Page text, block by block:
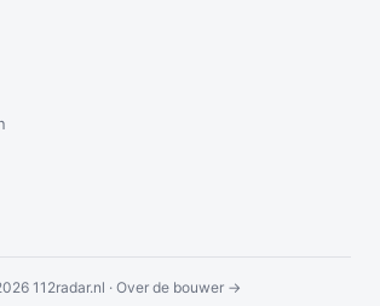
112radar.nl ·Over de bouwer →